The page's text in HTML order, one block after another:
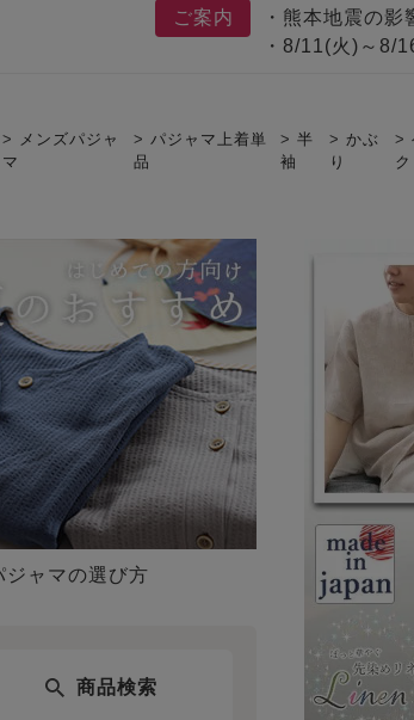
ご案内
・熊本地震の
・8/11(火)～8/
メンズパジャ
マ
パジャマ上着単
品
半
袖
かぶ
り
ク
ジャマの選び方
商品検索